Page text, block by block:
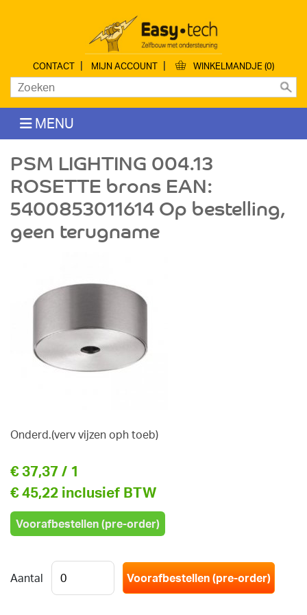
CONTACT | MIJN ACCOUNT | WINKELMANDJE (0)
MENU
PSM LIGHTING 004.13
ROSETTE brons EAN:
5400853011614 Op bestelling,
geen terugname
Onderd.(verv vijzen oph toeb)
€ 37,37/ 1
€ 45,22 inclusief BTW
Voorafbestellen (pre-order)
Aantal